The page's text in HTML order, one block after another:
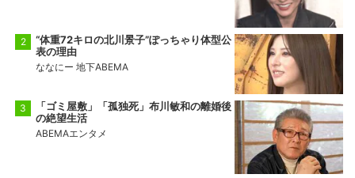
“体重72キロの北川景子”ぽっちゃり体型公
表の理由
ななにー 地下ABEMA
「ゴミ屋敷」「孤独死」布川敏和の離婚後
の絶望生活
ABEMAエンタメ